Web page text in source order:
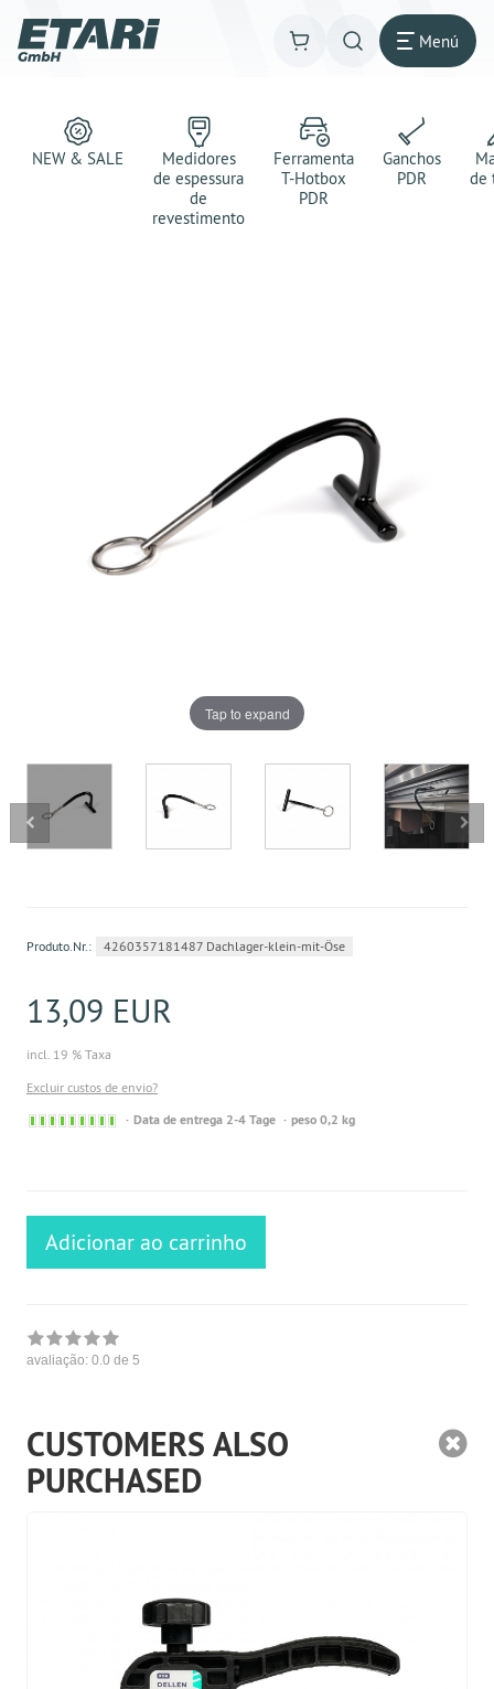
Menú
NEW & SALE
Medidores
de espessura
de
revestimento
Ferramenta
T-Hotbox
PDR
Ganchos
PDR
de
Tap to expand
Produto.Nr.: 4260357181487 Dachlager-klein-mit-Öse
13,09 EUR
incl. 19 % Taxa
Excluir custos de envio?
Sofort
Data de entrega 2-4 Tage peso 0,2 kg
Adicionar ao carrinho
avaliação: 0.0 de 5
CUSTOMERS ALSO
PURCHASED